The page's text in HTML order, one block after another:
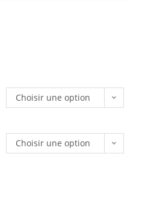
Choisir une option
Choisir une option